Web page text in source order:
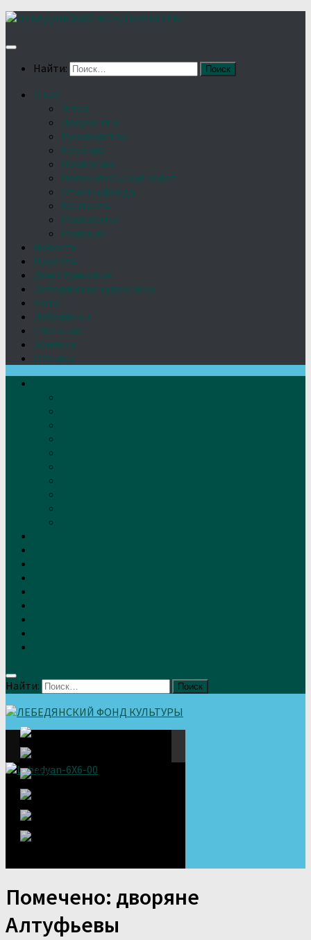
Найти:
О нас
Устав
Документы
Руководство
Команда
Правление
Попечительский совет
Отчёты фонда
Контакты
Реквизиты
Решение
Новости
Проекты
Дом Игумновых
Лебедянские художники
Фото
Лебедянцы
СМИ о нас
Земляки
Отзывы
Найти:
Помечено: дворяне
Алтуфьевы